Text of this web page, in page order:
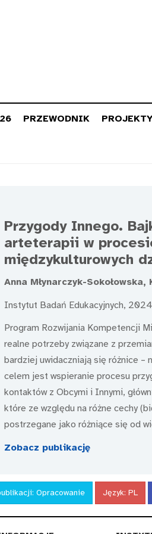
PRZEWODNIK
Przygody Innego.
arteterapii w
międzykulturowych
Anna Młynarczyk-
Instytut Badań Edukacyjnych, 2024
Program Rozwijania Kompetencji
realne potrzeby związane z
bardziej uwidaczniają się różnice –
celem jest wspieranie procesu
kontaktów z Obcymi i Innymi,
które ze względu na różne cechy
postrzegane jako różniące się od
Zobacz publikację
Opracowanie Język: PL